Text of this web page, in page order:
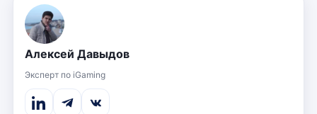
Алексей Давыдов
Эксперт по iGaming